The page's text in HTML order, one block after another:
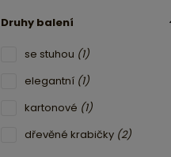
Druhy balení
se stuhou (1)
elegantní (1)
kartonové (1)
dřevěné krabičky (2)